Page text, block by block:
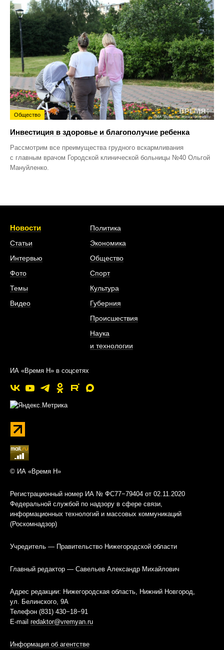
Общество
Инвестиция в здоровье и благополучие ребенка
Рассмотрим все преимущества грудного вскармливания
с главным врачом Городской клинической больницы №40 Ольгой
Мануйленко.
Новости
Статьи
Интервью
Фото
Темы
Видео
Политика
Экономика
Общество
Спорт
Культура
Губерния
Происшествия
Наука
и технологии
ИА «Время Н» в соцсетях
© ИА «Время Н»
Регистрационный номер ИА № ФС77−79404 от 02.11.2020
Федеральной службой по надзору в сфере связи,
информационных технологий и массовых коммуникаций
(Роскомнадзор)
Учредитель — Правительство Нижегородской области
Главный редактор — Савельев Александр Михайлович
Адрес редакции: Нижегородская область, Нижний Новгород,
ул. Белинского, 9А
Телефон (831) 430−18−91
E-mail redaktor@vremyan.ru
Информация об агентстве